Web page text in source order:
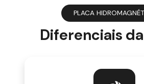
PLACA
Diferenciais